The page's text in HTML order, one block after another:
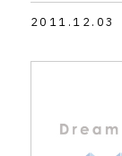
2011.12.03